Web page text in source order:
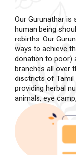
Our Gurunathar
human being
rebirths. Our
ways to achieve
donation to poor)
branches all over
disctricts of Tamil
providing herbal
animals, eye